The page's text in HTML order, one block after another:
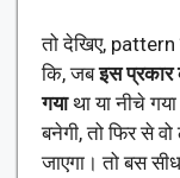
तो देखिए, pattern
कि, जबइस
गयाथा या नीचे
बनेगी, तो फिर से
जाएगा। तो बस